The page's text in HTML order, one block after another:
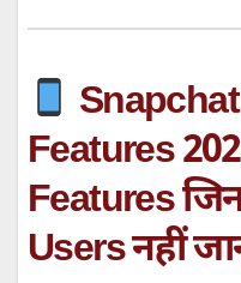
Features
Features
Users नहीं